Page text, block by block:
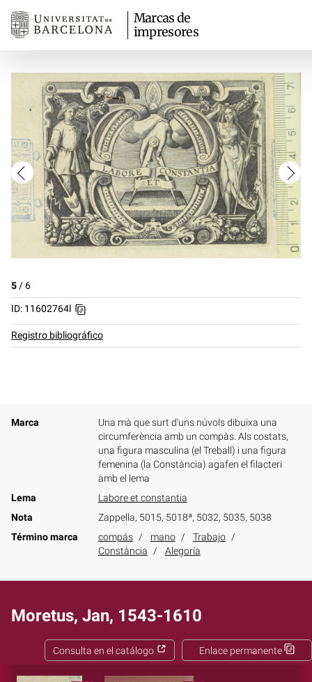
Marcas de
impresores
5/ 6
ID: 11602764l
Registro bibliográfico
Marca
Una mà que surt d'uns núvols dibuixa una
circumferència amb un compàs. Als costats,
una figura masculina (el Treball) i una figura
femenina (la Constància) agafen el filacteri
amb el lema
Lema
Labore et constantia
Nota
Zappella, 5015, 5018ª, 5032, 5035, 5038
Término marca
compás mano
Trabajo
Constància
Alegoría
Moretus, Jan, 1543-1610
Enlace permanente
Consulta en el catálogo